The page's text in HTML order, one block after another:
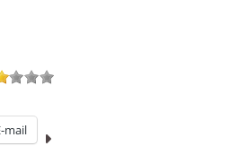
mail